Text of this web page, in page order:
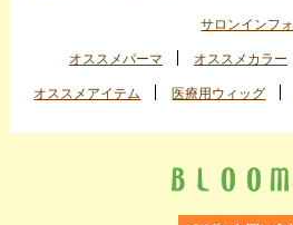
サロンインフォ
オススメパーマ オススメカラー
オススメアイテム 医療用ウィッグ